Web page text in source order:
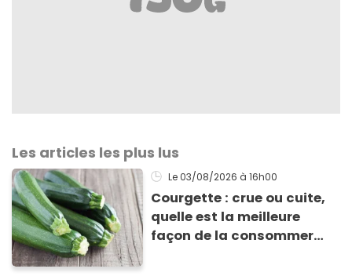
Les articles les plus lus
Le 03/08/2026 à 16h00
Courgette : crue ou cuite,
quelle est la meilleure
façon de la consommer